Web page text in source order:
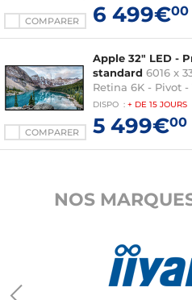
COMPARER 6 499€00
COMPARER
Apple 32" LED -
standard 6016 x
Retina 6K - Pivot
DISPO : + DE 15 JOURS
5 499€00
NOS